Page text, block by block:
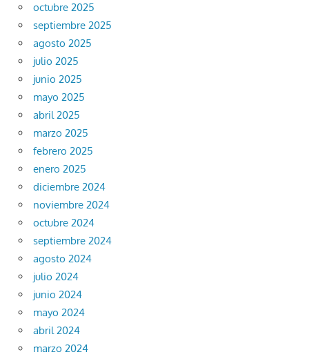
octubre 2025
septiembre 2025
agosto 2025
julio 2025
junio 2025
mayo 2025
abril 2025
marzo 2025
febrero 2025
enero 2025
diciembre 2024
noviembre 2024
octubre 2024
septiembre 2024
agosto 2024
julio 2024
junio 2024
mayo 2024
abril 2024
marzo 2024